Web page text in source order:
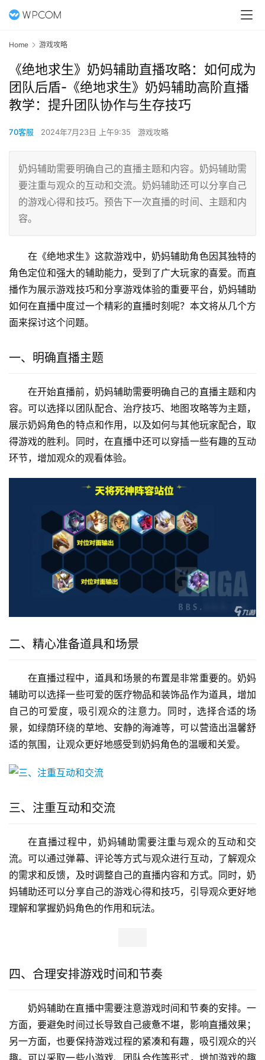
Home 游戏攻略
《绝地求生》奶妈辅助直播攻略：如何成为
团队后盾-《绝地求生》奶妈辅助高阶直播
教学：提升团队协作与生存技巧
70客服 2024年7月23日 上午9:35 游戏攻略
奶妈辅助需要明确自己的直播主题和内容。奶妈辅助需
要注重与观众的互动和交流。奶妈辅助还可以分享自己
的游戏心得和技巧。预告下一次直播的时间、主题和内
容。
在《绝地求生》这款游戏中，奶妈辅助角色因其独特的
角色定位和强大的辅助能力，受到了广大玩家的喜爱。而直
播作为展示游戏技巧和分享游戏体验的重要平台，奶妈辅助
如何在直播中度过一个精彩的直播时刻呢？本文将从几个方
面来探讨这个问题。
一、明确直播主题
在开始直播前，奶妈辅助需要明确自己的直播主题和内
容。可以选择以团队配合、治疗技巧、地图攻略等为主题，
展示奶妈角色的特点和作用，以及如何与其他玩家配合，取
得游戏的胜利。同时，在直播中还可以穿插一些有趣的互动
环节，增加观众的观看体验。
二、精心准备道具和场景
在直播过程中，道具和场景的布置是非常重要的。奶妈
辅助可以选择一些可爱的医疗物品和装饰品作为道具，增加
自己的可爱度，吸引观众的注意力。同时，选择合适的场
景，如绿荫环绕的草地、安静的海滩等，可以营造出温馨舒
适的氛围，让观众更好地感受到奶妈角色的温暖和关爱。
三、注重互动和交流
在直播过程中，奶妈辅助需要注重与观众的互动和交
流。可以通过弹幕、评论等方式与观众进行互动，了解观众
的需求和反馈，及时调整自己的直播内容和方式。同时，奶
妈辅助还可以分享自己的游戏心得和技巧，引导观众更好地
理解和掌握奶妈角色的作用和玩法。
四、合理安排游戏时间和节奏
奶妈辅助在直播中需要注意游戏时间和节奏的安排。一
方面，要避免时间过长导致自己疲惫不堪，影响直播效果；
另一方面，也要保持游戏过程的紧凑和有趣，吸引观众的兴